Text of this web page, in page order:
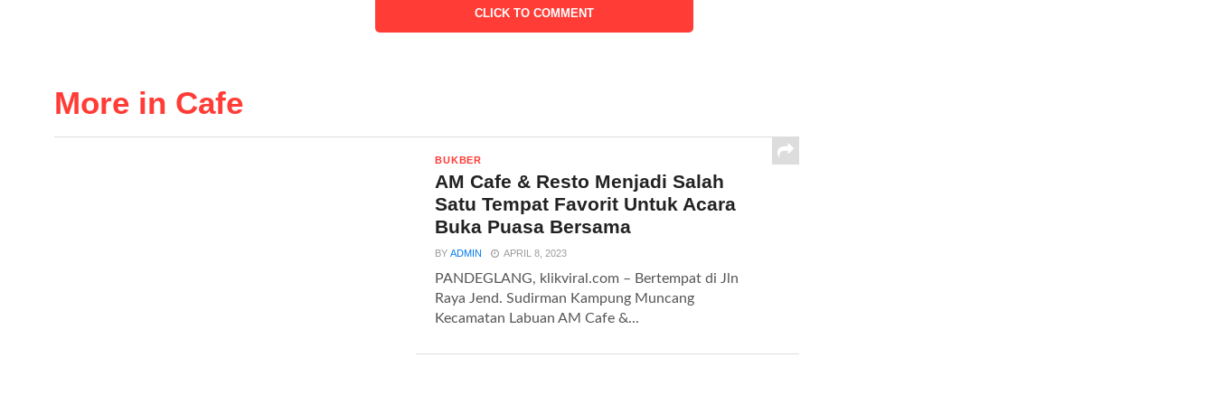
CLICK TO COMMENT
More in Cafe
BUKBER
AM Cafe & Resto Menjadi Salah
Satu Tempat Favorit Untuk Acara
Buka Puasa Bersama
BYADMIN APRIL 8, 2023
PANDEGLANG, klikviral.com – Bertempat di Jln
Raya Jend. Sudirman Kampung Muncang
Kecamatan Labuan AM Cafe &...